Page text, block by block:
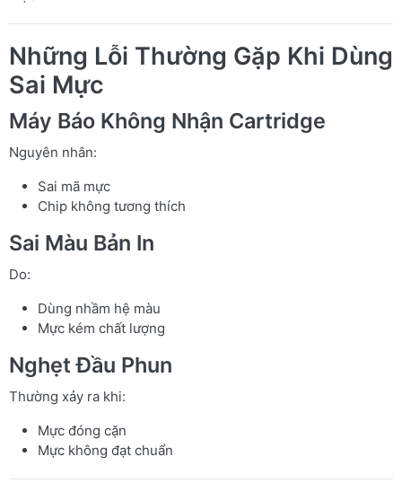
Những Lỗi Thường Gặp Khi Dùng
Sai Mực
Máy Báo Không Nhận Cartridge
Nguyên nhân:
Sai mã mực
Chip không tương thích
Sai Màu Bản In
Do:
Dùng nhầm hệ màu
Mực kém chất lượng
Nghẹt Đầu Phun
Thường xảy ra khi:
Mực đóng cặn
Mực không đạt chuẩn